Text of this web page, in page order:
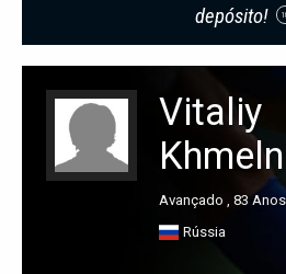
depósito!
Vitaliy
Avançado , 83 Anos
Rússia